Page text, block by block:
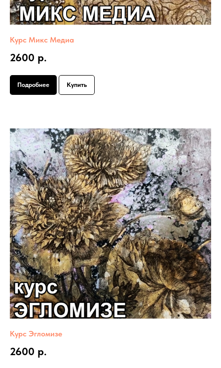
Курс Микс Медиа
2600 р.
Подробнее Купить
Курс Эгломизе
2600 р.